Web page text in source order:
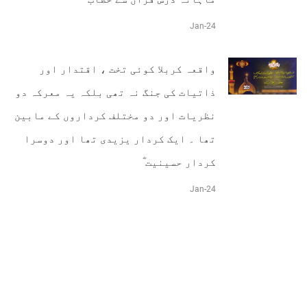
Jan-24
واقعہ کربلا کوئی تخت ، اقتدار اور
ذاتیات کی جنگ نہ تھی بلکہ یہ معرکہ دو
نظریات اور دو مختلف کرداروں کے مابین
تھا ۔ ایک کردار یزیدی تھا اور دوسرا
کردار حسینیت ؓ
Jan-24